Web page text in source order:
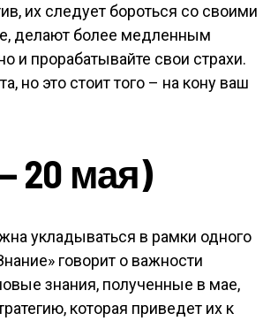
их следует бороться со своими
делают более медленным
и прорабатывайте свои страхи.
но это стоит того – на кону ваш
20 мая)
укладываться в рамки одного
говорит о важности
знания, полученные в мае,
которая приведет их к